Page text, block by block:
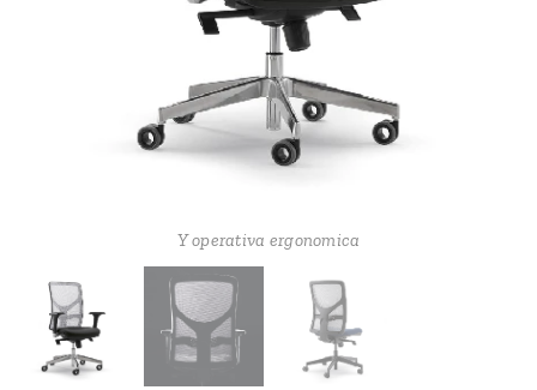
Y operativa ergonomica
Y operativa ergonomica
Y operativa ergonomica